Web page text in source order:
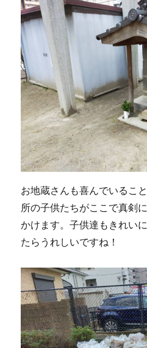
お地蔵さんも喜んでいるこ
所の子供たちがここで真剣
かけます。子供達もきれい
たらうれしいですね！